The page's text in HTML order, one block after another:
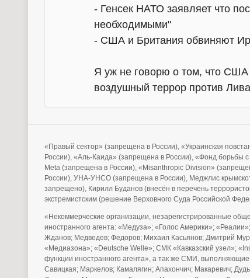
- Генсек НАТО заявляет что
необходимыми"
- США и Британия обвиняют
Я уж не говорю о том, что
воздушный террор против
«Правый сектор» (запрещена в России), «Украинская
России), «Аль-Каида» (запрещена в России), «Фонд борьбы
Meta (запрещена в России), «Misanthropic Division»
России), УНА-УНСО (запрещена в России), Меджлис
запрещено), Кирилл Буданов (внесён в перечень
экстремистским (решение Верховного Суда Российской
«Некоммерческие организации, незарегистрированные
иностранного агента: «Медуза»; «Голос Америки»;
Жданов; Медведев; Федоров; Михаил Касьянов; Дмитрий
«Медиазона»; «Deutsche Welle»; СМК «Кавказский узел»;
функции иностранного агента», а так же СМИ,
Савицкая; Маркелов; Камалягин; Апахончич; Макаревич;